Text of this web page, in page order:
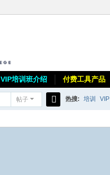
VIP培训班介绍 付费工具产品
帖子
索
热搜: 培训 VIP